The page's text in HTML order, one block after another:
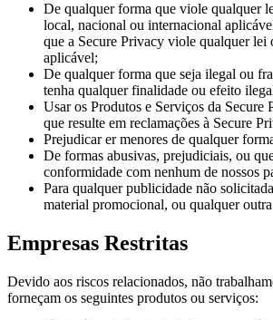
De qualquer forma que viole qualquer
local, nacional ou internacional
que a Secure Privacy viole qualquer lei
aplicável;
De qualquer forma que seja ilegal ou
tenha qualquer finalidade ou efeito
Usar os Produtos e Serviços da Secure
que resulte em reclamações à Secure
Prejudicar er menores de qualquer
De formas abusivas, prejudiciais, ou
conformidade com nenhum de nossos
Para qualquer publicidade não
material promocional, ou qualquer
Empresas Restritas
Devido aos riscos relacionados, não
forneçam os seguintes produtos ou serviços: